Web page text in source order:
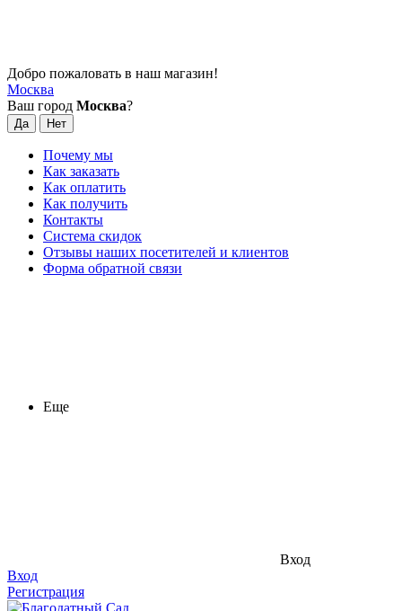
Добро пожаловать в наш магазин!
Москва
Ваш город Москва?
Почему мы
Как заказать
Как оплатить
Как получить
Контакты
Система скидок
Отзывы наших посетителей и клиентов
Форма обратной связи
Еще
Вход
Вход
Регистрация